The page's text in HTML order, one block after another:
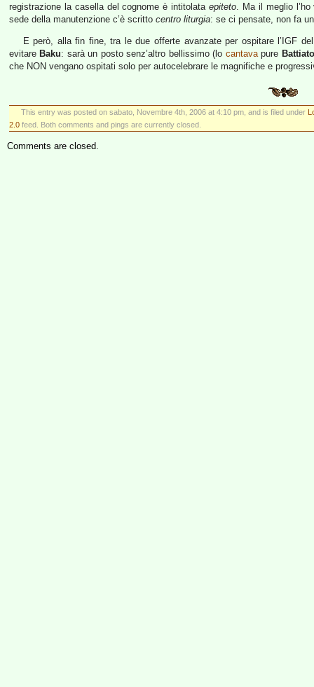
registrazione la casella del cognome è intitolataepiteto. Ma il meglio
sede della manutenzione c’è scritto centro liturgia: se ci pensate, non fa
E però, alla fin fine, tra le due offerte avanzate per ospitare l’IGF
evitare Baku: sarà un posto senz’altro bellissimo (lo cantavapure Battiato
che NON vengano ospitati solo per autocelebrare le magnifiche e
This entry was posted on sabato, Novembre 4th, 2006 at 4:10 pm, and is filed under
2.0 feed. Both comments and pings are currently closed.
Comments are closed.